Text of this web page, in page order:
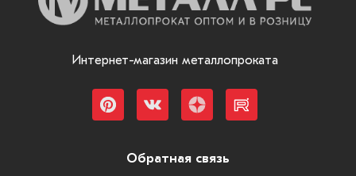
Интернет-магазин металлопроката
Обратная связь